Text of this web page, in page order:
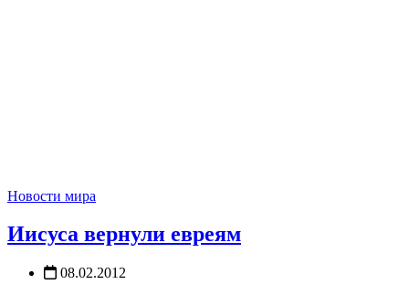
Новости мира
Иисуса вернули евреям
08.02.2012